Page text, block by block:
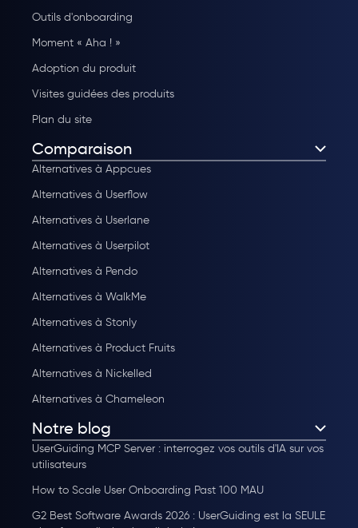
Outils d'onboarding
Moment « Aha ! »
Adoption du produit
Visites guidées des produits
Plan du site
Comparaison
Alternatives à Appcues
Alternatives à Userflow
Alternatives à Userlane
Alternatives à Userpilot
Alternatives à Pendo
Alternatives à WalkMe
Alternatives à Stonly
Alternatives à Product Fruits
Alternatives à Nickelled
Alternatives à Chameleon
Notre blog
UserGuiding MCP Server : interrogez vos outils d'IA sur vos
utilisateurs
How to Scale User Onboarding Past 100 MAU
G2 Best Software Awards 2026 : UserGuiding est la SEULE